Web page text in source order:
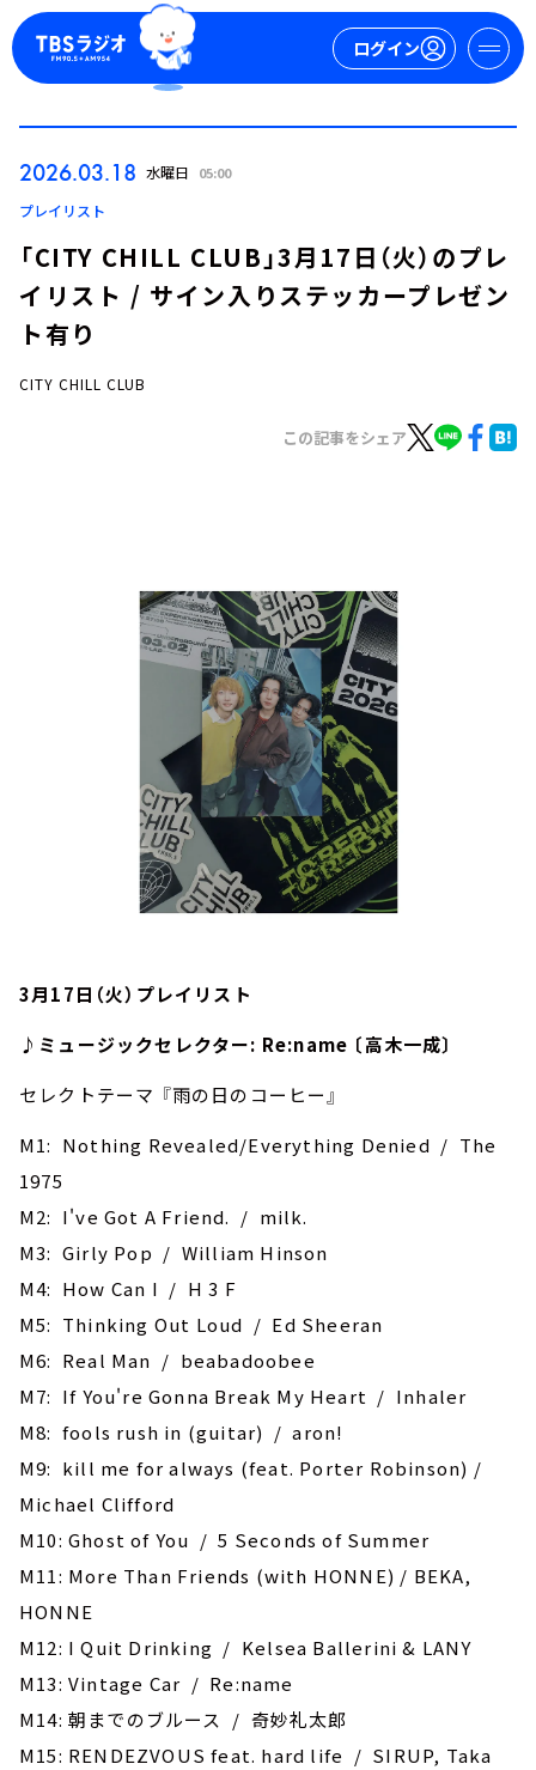
ログイン
YouTube
会社情報
2026.03.18 水曜日 05:00
プレイリスト
「CITY CHILL CLUB」3月17日（火）のプレ
イリスト / サイン入りステッカープレゼン
ト有り
CITY CHILL CLUB
この記事をシェア
3月17日（火）プレイリスト
♪ミュージックセレクター: Re:name 〔高木一成〕
セレクトテーマ 『雨の日のコーヒー』
M1: Nothing Revealed/Everything Denied / The
1975
M2: I've Got A Friend. / milk.
M3: Girly Pop / William Hinson
M4: How Can I / H 3 F
M5: Thinking Out Loud / Ed Sheeran
M6: Real Man / beabadoobee
M7: If You're Gonna Break My Heart / Inhaler
M8: ‎fools rush in (guitar) / aron!
M9: kill me for always (feat. Porter Robinson) /
Michael Clifford
M10: Ghost of You / 5 Seconds of Summer
M11: More Than Friends (with HONNE) / BEKA,
HONNE
M12: I Quit Drinking / Kelsea Ballerini & LANY
M13: Vintage Car / Re:name
M14: 朝までのブルース / 奇妙礼太郎
M15: RENDEZVOUS feat. hard life / SIRUP, Taka